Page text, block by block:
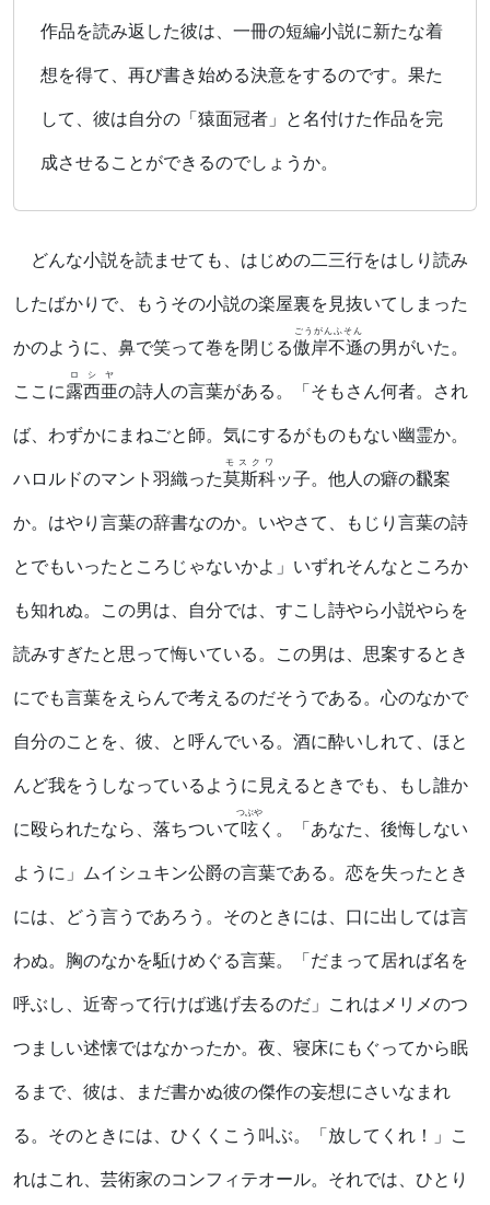
作品を読み返した彼は、一冊の短編小説に新たな着
想を得て、再び書き始める決意をするのです。果た
して、彼は自分の「猿面冠者」と名付けた作品を完
成させることができるのでしょうか。
どんな小説を読ませても、はじめの二三行をはしり読み
したばかりで、もうその小説の楽屋裏を見抜いてしまった
かのように、鼻で笑って巻を閉じる傲岸不遜
ごうがんふそん
の男がいた。
ここに露西亜
ロシヤ
の詩人の言葉がある。「そもさん何者。され
ば、わずかにまねごと師。気にするがものもない幽霊か。
ハロルドのマント羽織った莫斯科
モスクワ
ッ子。他人の癖の飜案
か。はやり言葉の辞書なのか。いやさて、もじり言葉の詩
とでもいったところじゃないかよ」いずれそんなところか
も知れぬ。この男は、自分では、すこし詩やら小説やらを
読みすぎたと思って悔いている。この男は、思案するとき
にでも言葉をえらんで考えるのだそうである。心のなかで
自分のことを、彼、と呼んでいる。酒に酔いしれて、ほと
んど我をうしなっているように見えるときでも、もし誰か
に殴られたなら、落ちついて呟
つぶや
く。「あなた、後悔しない
ように」ムイシュキン公爵の言葉である。恋を失ったとき
には、どう言うであろう。そのときには、口に出しては言
わぬ。胸のなかを駈けめぐる言葉。「だまって居れば名を
呼ぶし、近寄って行けば逃げ去るのだ」これはメリメのつ
つましい述懐ではなかったか。夜、寝床にもぐってから眠
るまで、彼は、まだ書かぬ彼の傑作の妄想にさいなまれ
る。そのときには、ひくくこう叫ぶ。「放してくれ！」こ
れはこれ、芸術家のコンフィテオール。それでは、ひとり